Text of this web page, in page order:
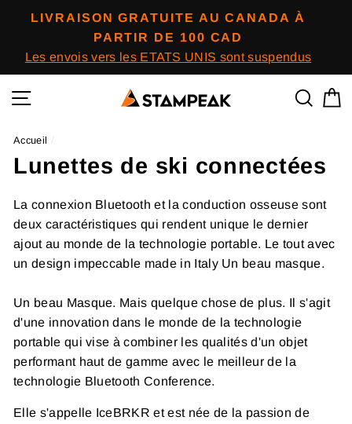
LIVRAISON GRATUITE AU CANADA À
PARTIR DE 100 CAD
Les envois vers les ETATS UNIS sont suspendus
Accueil /
Lunettes de ski connectées
La connexion Bluetooth et la conduction osseuse sont
deux caractéristiques qui rendent unique le dernier
ajout au monde de la technologie portable. Le tout avec
un design impeccable made in Italy Un beau masque.
Un beau Masque. Mais quelque chose de plus. Il s'agit
d'une innovation dans le monde de la technologie
portable qui vise à combiner les qualités d'un objet
performant haut de gamme avec le meilleur de la
technologie Bluetooth Conference.
Elle s'appelle IceBRKRet est née de la passion de